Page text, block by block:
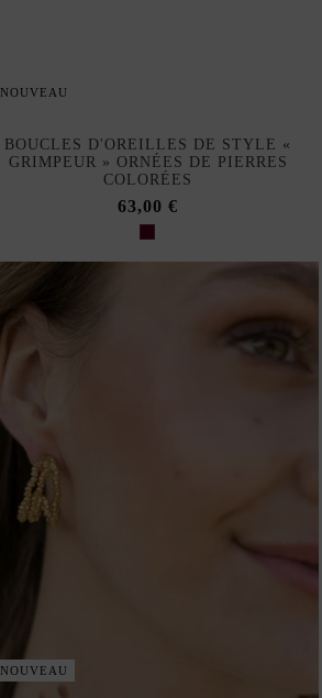
NOUVEAU
BOUCLES D'OREILLES DE STYLE «
GRIMPEUR » ORNÉES DE PIERRES
COLORÉES
63,00 €
NOUVEAU